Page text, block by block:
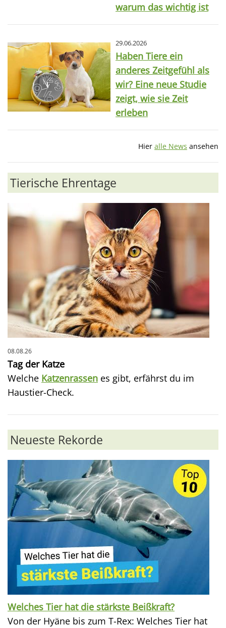
warum das wichtig ist
29.06.2026
Haben Tiere ein
anderes Zeitgefühl als
wir? Eine neue Studie
zeigt, wie sie Zeit
erleben
Hier alle News ansehen
Tierische Ehrentage
08.08.26
Tag der Katze
Welche Katzenrassen es gibt, erfährst du im
Haustier-Check.
Neueste Rekorde
Welches Tier hat die stärkste Beißkraft?
Von der Hyäne bis zum T-Rex: Welches Tier hat